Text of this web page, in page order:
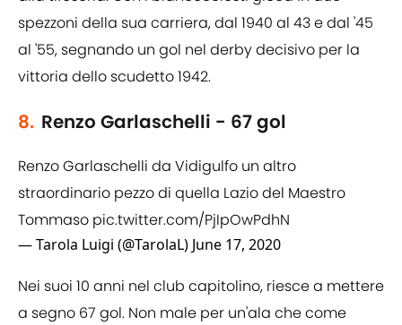
spezzoni della sua carriera, dal 1940 al 43 e dal '45
al '55, segnando un gol nel derby decisivo per la
vittoria dello scudetto 1942.
8. Renzo Garlaschelli - 67 gol
Renzo Garlaschelli da Vidigulfo un altro
straordinario pezzo di quella Lazio del Maestro
Tommaso pic.twitter.com/PjIpOwPdhN
— Tarola Luigi (@TarolaL) June 17, 2020
Nei suoi 10 anni nel club capitolino, riesce a mettere
a segno 67 gol. Non male per un'ala che come